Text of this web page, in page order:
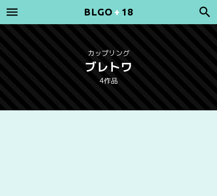
BLGO + 18
カップリング
ブレトワ
4作品